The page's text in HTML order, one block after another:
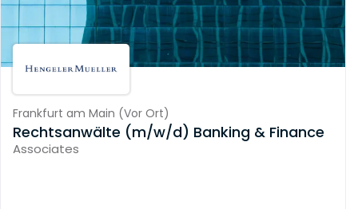
Frankfurt am Main (Vor Ort)
Rechtsanwälte (m/w/d) Banking & Finance
Associates